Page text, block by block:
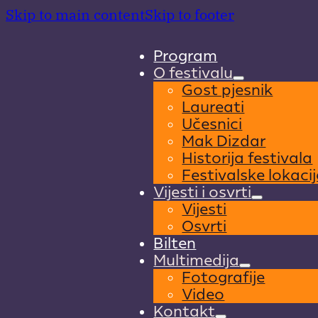
Skip to main contentSkip to footer
Program
O festivalu
Gost pjesnik
Laureati
Učesnici
Mak Dizdar
Historija festivala
Festivalske
Vijesti i osvrti
Vijesti
Osvrti
Bilten
Multimedija
Fotografije
Video
Kontakt